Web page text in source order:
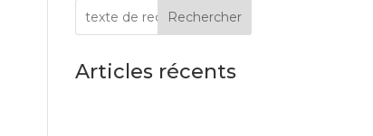
Rechercher
Articles récents